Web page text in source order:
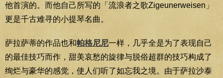
他首演的。而他自己所写的「流浪者之歌Zigeunerweisen」
更是千古难寻的小提琴名曲。
萨拉萨蒂的作品也和帕格尼尼一样，几乎全是为了表现自己
的最佳技巧而作，甜美哀愁的旋律与脱俗超群的技巧构成了
绚烂与豪华的感觉，使人们听了如忘我之境。由于萨拉沙泰